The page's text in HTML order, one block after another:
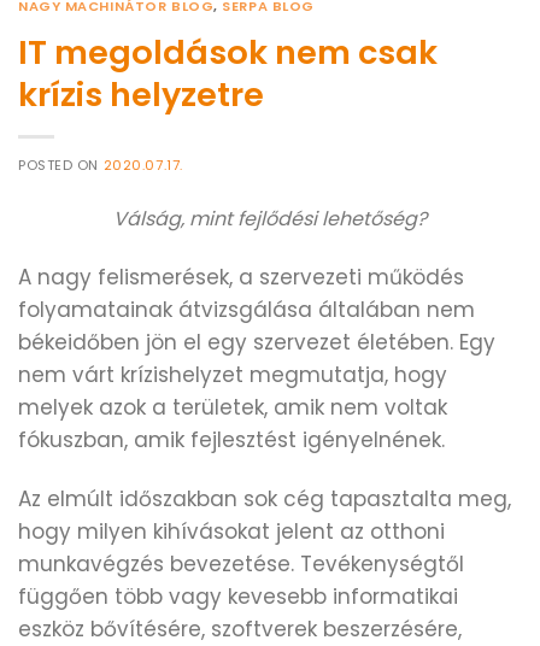
NAGY MACHINÁTOR BLOG, SERPA BLOG
IT megoldások nem csak
krízis helyzetre
POSTED ON 2020.07.17.
Válság, mint fejlődési lehetőség?
A nagy felismerések, a szervezeti működés
folyamatainak átvizsgálása általában nem
békeidőben jön el egy szervezet életében. Egy
nem várt krízishelyzet megmutatja, hogy
melyek azok a területek, amik nem voltak
fókuszban, amik fejlesztést igényelnének.
Az elmúlt időszakban sok cég tapasztalta meg,
hogy milyen kihívásokat jelent az otthoni
munkavégzés bevezetése. Tevékenységtől
függően több vagy kevesebb informatikai
eszköz bővítésére, szoftverek beszerzésére,